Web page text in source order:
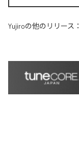
Yujiroの他のリリース：